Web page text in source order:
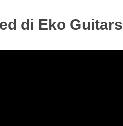
di Eko Guitars